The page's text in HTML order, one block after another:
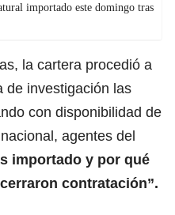
importado este domingo tras
la cartera procedió a
de investigación las
con disponibilidad de
agentes del
importado y por qué
contratación”.